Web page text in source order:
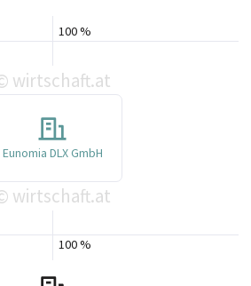
100 %
wirtschaft.at
Eunomia DLX GmbH
wirtschaft.at
100 %